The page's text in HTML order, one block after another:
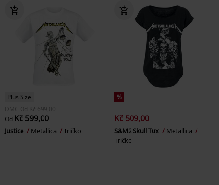
Plus Size
DMC Od Kč 699,00
Od Kč 599,00
Justice Metallica Tričko
%
Kč 509,00
S&M2 Skull Tux
Metallica
Tričko